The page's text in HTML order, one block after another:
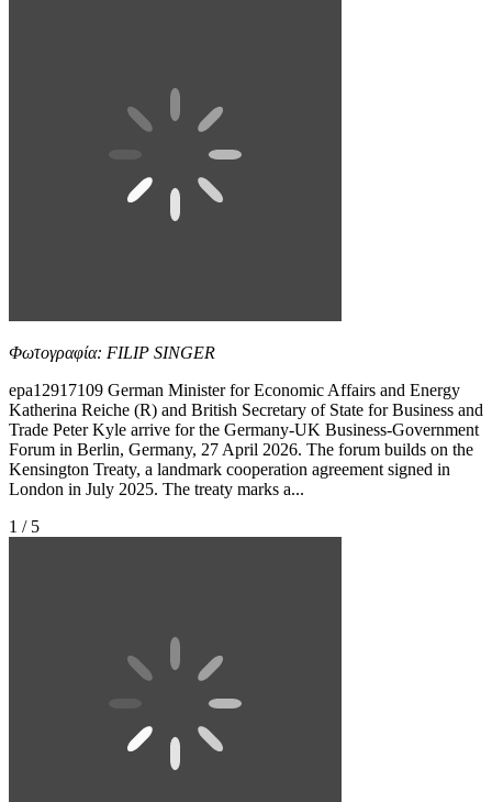
Φωτογραφία: FILIP SINGER
epa12917109 German Minister for Economic Affairs and Energy
Katherina Reiche (R) and British Secretary of State for Business and
Trade Peter Kyle arrive for the Germany-UK Business-Government
Forum in Berlin, Germany, 27 April 2026. The forum builds on the
Kensington Treaty, a landmark cooperation agreement signed in
London in July 2025. The treaty marks a...
1 / 5